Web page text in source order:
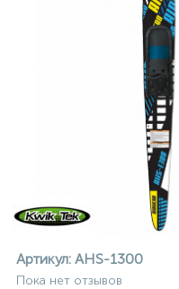
Артикул: AHS-1300
Пока нет отзывов